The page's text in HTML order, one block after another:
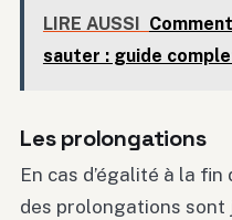
LIRE AUSSI
sauter : guide
Les prolongations
En cas d’égalité à la
des prolongations sont